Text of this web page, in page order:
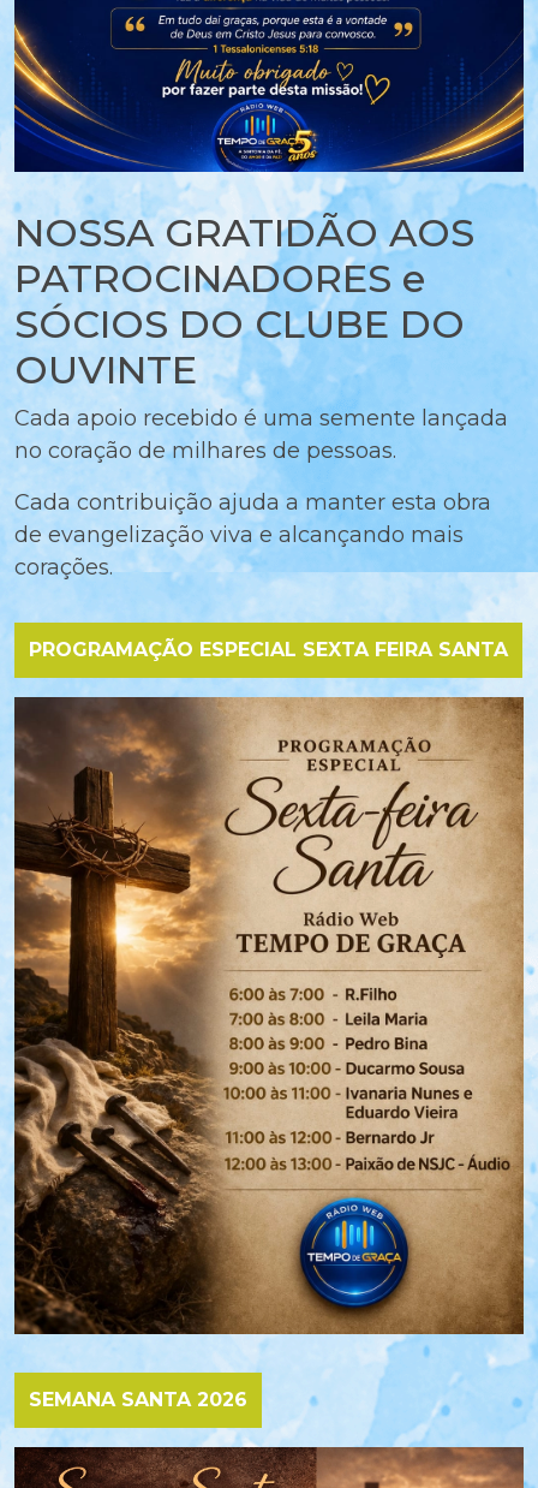
NOSSA GRATIDÃO AOS
PATROCINADORES e
SÓCIOS DO CLUBE DO
OUVINTE
Cada apoio recebido é uma semente lançada
no coração de milhares de pessoas.
Cada contribuição ajuda a manter esta obra
de evangelização viva e alcançando mais
corações.
PROGRAMAÇÃO ESPECIAL SEXTA FEIRA SANTA
SEMANA SANTA 2026